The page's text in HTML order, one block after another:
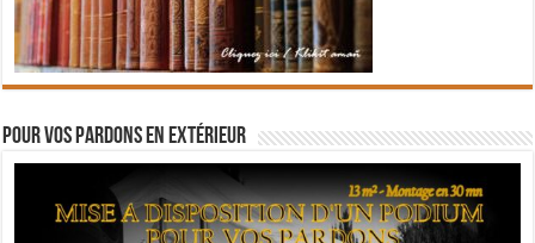
Pour vos pardons en extérieur